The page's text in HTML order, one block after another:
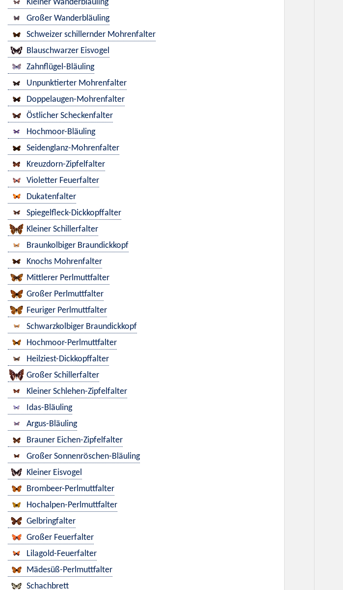
Kleiner Wanderbläuling
Großer Wanderbläuling
Schweizer schillernder Mohrenfalter
Blauschwarzer Eisvogel
Zahnflügel-Bläuling
Unpunktierter Mohrenfalter
Doppelaugen-Mohrenfalter
Östlicher Scheckenfalter
Hochmoor-Bläuling
Seidenglanz-Mohrenfalter
Kreuzdorn-Zipfelfalter
Violetter Feuerfalter
Dukatenfalter
Spiegelfleck-Dickkopffalter
Kleiner Schillerfalter
Braunkolbiger Braundickkopf
Knochs Mohrenfalter
Mittlerer Perlmuttfalter
Großer Perlmuttfalter
Feuriger Perlmuttfalter
Schwarzkolbiger Braundickkopf
Hochmoor-Perlmuttfalter
Heilziest-Dickkopffalter
Großer Schillerfalter
Kleiner Schlehen-Zipfelfalter
Idas-Bläuling
Argus-Bläuling
Brauner Eichen-Zipfelfalter
Großer Sonnenröschen-Bläuling
Kleiner Eisvogel
Brombeer-Perlmuttfalter
Hochalpen-Perlmuttfalter
Gelbringfalter
Großer Feuerfalter
Lilagold-Feuerfalter
Mädesüß-Perlmuttfalter
Schachbrett